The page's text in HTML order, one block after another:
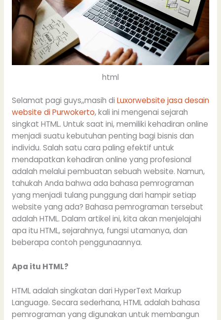
html
Selamat pagi guys,,masih di Luxorwebsite jasa desain
website di Purwokerto, kali ini mengenai sejarah
singkat HTML. Untuk saat ini, memiliki kehadiran online
menjadi suatu kebutuhan penting bagi bisnis dan
individu. Salah satu cara paling efektif untuk
mendapatkan kehadiran online yang profesional
adalah melalui pembuatan sebuah website. Namun,
tahukah Anda bahwa ada bahasa pemrograman
yang menjadi tulang punggung dari hampir setiap
website yang ada? Bahasa pemrograman tersebut
adalah HTML. Dalam artikel ini, kita akan menjelajahi
apa itu HTML, sejarahnya, fungsi utamanya, dan
beberapa contoh penggunaannya.
Apa itu HTML?
HTML adalah singkatan dari HyperText Markup
Language. Secara sederhana, HTML adalah bahasa
pemrograman yang digunakan untuk membangun